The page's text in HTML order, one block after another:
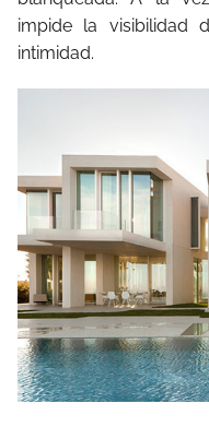
impide la visibilidad
intimidad.